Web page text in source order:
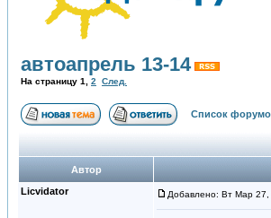
автоапрель 13-14
На страницу 1 2 След.
Список
Автор
Licvidator
Добавлено: Вт Мар 27,